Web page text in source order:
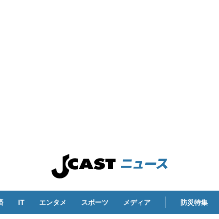
IT エンタメ スポーツ メディア 防災特集